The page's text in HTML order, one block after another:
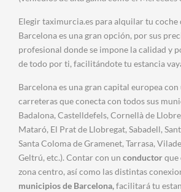
Elegir taximurcia.es para alquilar tu
Barcelona es una gran opción, por sus
profesional donde se impone la calidad y
de todo por ti, facilitándote tu estancia
Barcelona es una gran capital europea
carreteras que conecta con todos sus
Badalona, Castelldefels, Cornellà de
Mataró, El Prat de Llobregat, Sabadell,
Santa Coloma de Gramenet, Tarrasa,
Geltrú, etc.). Contar con un conductorque
zona centro, así como las distintas
municipios de Barcelona,facilitará tu